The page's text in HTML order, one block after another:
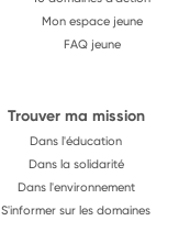
Mon espace jeune
FAQ jeune
Trouver ma mission
Dans l'éducation
Dans la solidarité
Dans l'environnement
S'informer sur les domaines